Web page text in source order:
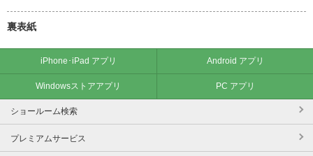
裏表紙
iPhone･iPad アプリ Android アプリ
Windowsストアアプリ PC アプリ
ショールーム検索
プレミアムサービス